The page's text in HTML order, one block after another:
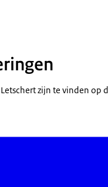
zijn te vinden op